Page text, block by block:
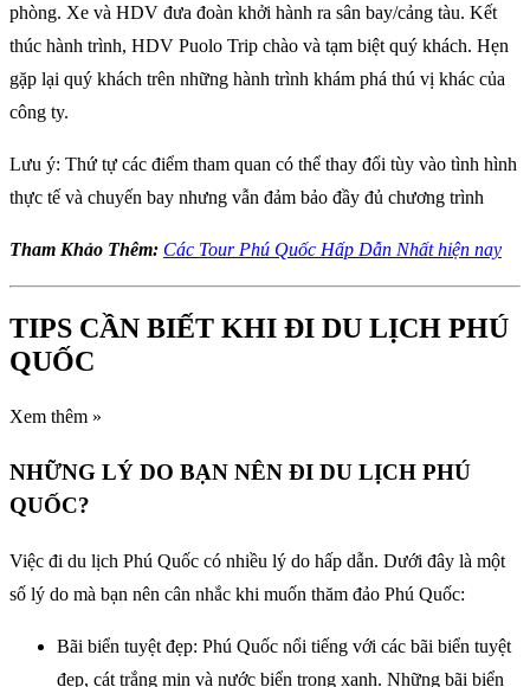
phòng. Xe và HDV đưa đoàn khởi hành ra sân bay/cảng tàu. Kết
thúc hành trình, HDV Puolo Trip chào và tạm biệt quý khách. Hẹn
gặp lại quý khách trên những hành trình khám phá thú vị khác của
công ty.
Lưu ý: Thứ tự các điểm tham quan có thể thay đổi tùy vào tình hình
thực tế và chuyến bay nhưng vẫn đảm bảo đầy đủ chương trình
Tham Khảo Thêm: Các Tour Phú Quốc Hấp Dẫn Nhất hiện nay
TIPS CẦN BIẾT KHI ĐI DU LỊCH PHÚ
QUỐC
Xem thêm »
NHỮNG LÝ DO BẠN NÊN ĐI DU LỊCH PHÚ
QUỐC?
Việc đi du lịch Phú Quốc có nhiều lý do hấp dẫn. Dưới đây là một
số lý do mà bạn nên cân nhắc khi muốn thăm đảo Phú Quốc:
Bãi biển tuyệt đẹp: Phú Quốc nổi tiếng với các bãi biển tuyệt
đẹp, cát trắng mịn và nước biển trong xanh. Những bãi biển